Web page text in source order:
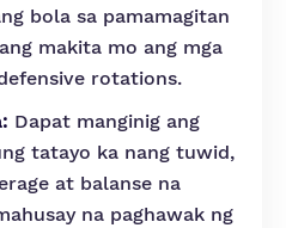
bola sa pamamagitan
makita mo ang mga
rotations.
Dapat manginig ang
tatayo ka nang tuwid,
at balanse na
na paghawak ng